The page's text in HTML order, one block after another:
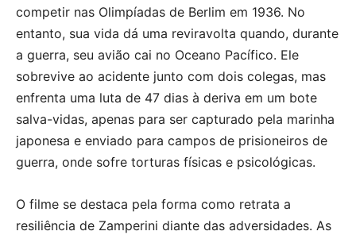
competir nas Olimpíadas de Berlim em 1936. No
entanto, sua vida dá uma reviravolta quando, durante
a guerra, seu avião cai no Oceano Pacífico. Ele
sobrevive ao acidente junto com dois colegas, mas
enfrenta uma luta de 47 dias à deriva em um bote
salva-vidas, apenas para ser capturado pela marinha
japonesa e enviado para campos de prisioneiros de
guerra, onde sofre torturas físicas e psicológicas.
O filme se destaca pela forma como retrata a
resiliência de Zamperini diante das adversidades. As